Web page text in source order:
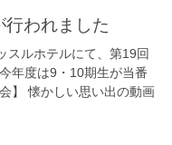
われました
スルホテルにて、第19回
年度は9・10期生が当番
】 懐かしい思い出の動画